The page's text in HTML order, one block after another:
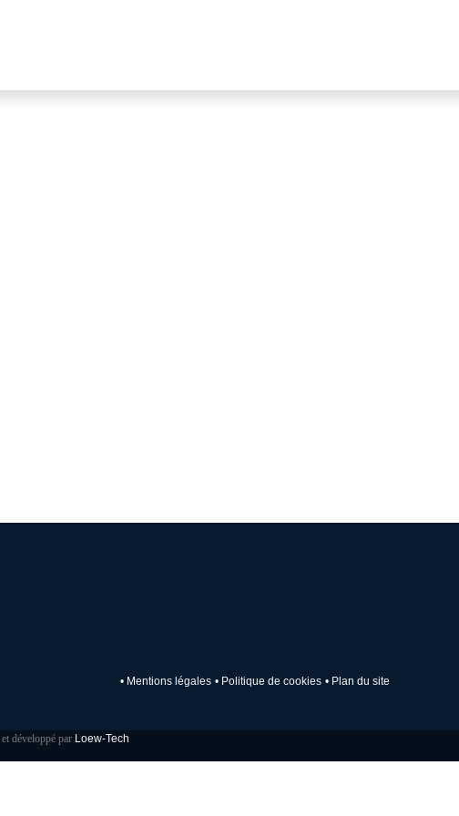
• Mentions légales • Politique de cookies • Plan du site
développé par Loew-Tech